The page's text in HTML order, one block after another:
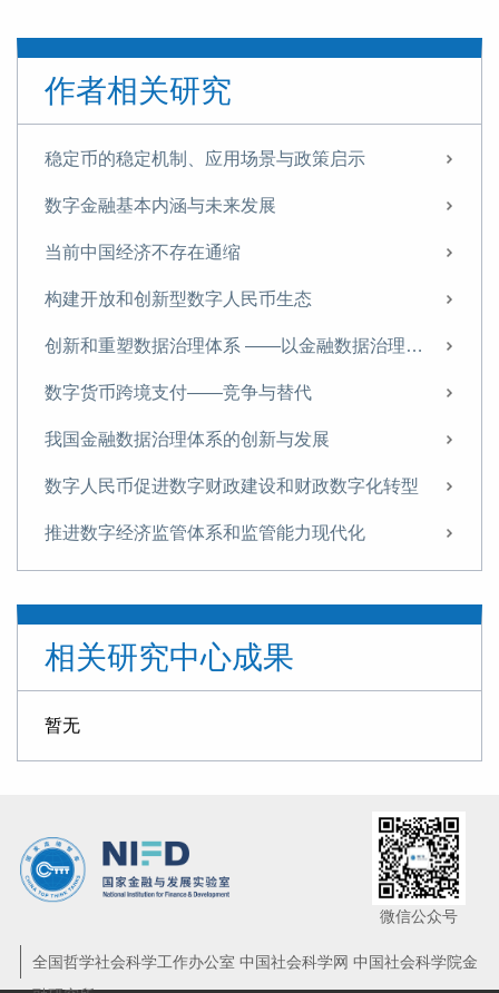
作者相关研究
稳定币的稳定机制、应用场景与政策启示
数字金融基本内涵与未来发展
当前中国经济不存在通缩
构建开放和创新型数字人民币生态
创新和重塑数据治理体系 ——以金融数据治理为例
数字货币跨境支付——竞争与替代
我国金融数据治理体系的创新与发展
数字人民币促进数字财政建设和财政数字化转型
推进数字经济监管体系和监管能力现代化
数字人民币发展的动因、机遇与挑战
数字人民币的发展态势、 影响冲击及政策建议
数字金融促进中小微企业发展
数字技术推动普惠金融高质量发展
数字货币将使货币政策实施更精准有效
互联网贷款业务健康发展需要规范与引导
互联网贷款业务健康发展需要规范与引导
相关研究中心成果
暂无
微信公众号
全国哲学社会科学工作办公室 中国社会科学网 中国社会科学院金